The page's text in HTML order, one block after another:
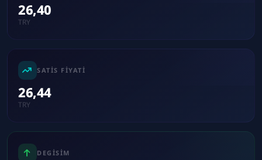
26,40
TRY
SATIS FIYATI
26,44
TRY
DEGISIM